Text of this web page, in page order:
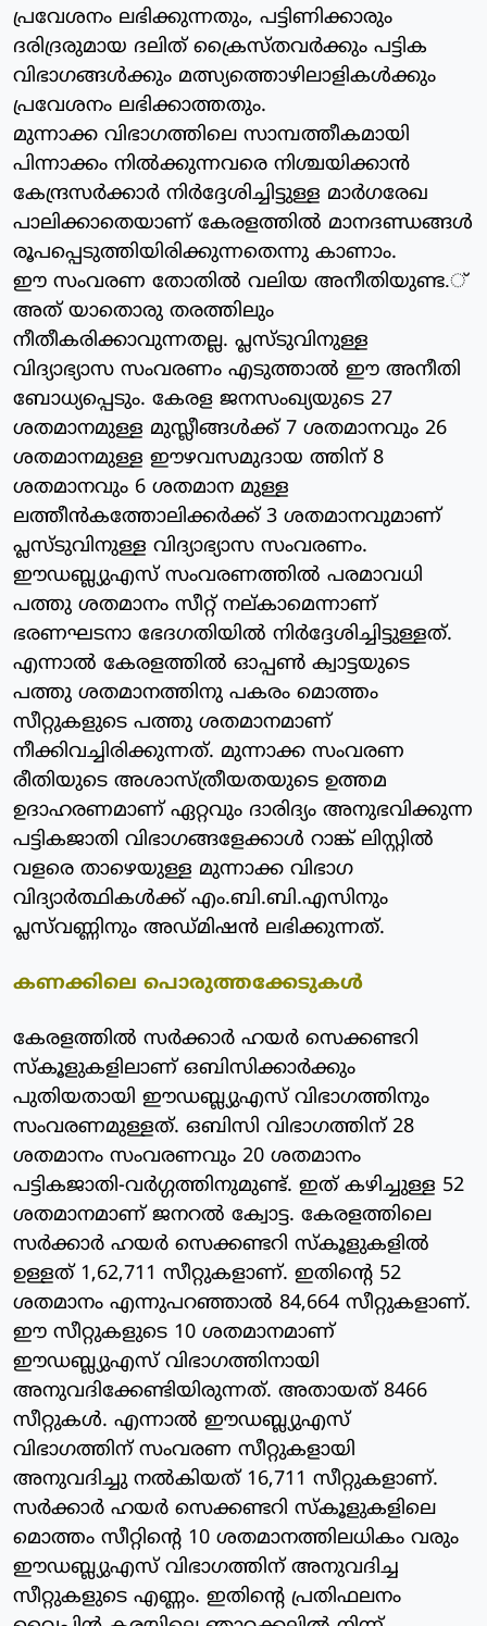
പ്രവേശനം ലഭിക്കുന്നതും, പട്ടിണിക്കാരും
ദരിദ്രരുമായ ദലിത് ക്രൈസ്തവര്‍ക്കും പട്ടിക
വിഭാഗങ്ങള്‍ക്കും മത്സ്യത്തൊഴിലാളികള്‍ക്കും
പ്രവേശനം ലഭിക്കാത്തതും.
മുന്നാക്ക വിഭാഗത്തിലെ സാമ്പത്തീകമായി
പിന്നാക്കം നില്‍ക്കുന്നവരെ നിശ്ചയിക്കാന്‍
കേന്ദ്രസര്‍ക്കാര്‍ നിര്‍ദ്ദേശിച്ചിട്ടുള്ള മാര്‍ഗരേഖ
പാലിക്കാതെയാണ് കേരളത്തില്‍ മാനദണ്ഡങ്ങള്‍
രൂപപ്പെടുത്തിയിരിക്കുന്നതെന്നു കാണാം.
ഈ സംവരണ തോതില്‍ വലിയ അനീതിയുണ്ട.്
അത് യാതൊരു തരത്തിലും
നീതീകരിക്കാവുന്നതല്ല. പ്ലസ്ടുവിനുള്ള
വിദ്യാഭ്യാസ സംവരണം എടുത്താല്‍ ഈ അനീതി
ബോധ്യപ്പെടും. കേരള ജനസംഖ്യയുടെ 27
ശതമാനമുള്ള മുസ്ലീങ്ങള്‍ക്ക് 7 ശതമാനവും 26
ശതമാനമുള്ള ഈഴവസമുദായ ത്തിന് 8
ശതമാനവും 6 ശതമാന മുള്ള
ലത്തീന്‍കത്തോലിക്കര്‍ക്ക് 3 ശതമാനവുമാണ്
പ്ലസ്ടുവിനുള്ള വിദ്യാഭ്യാസ സംവരണം.
ഈഡബ്ല്യുഎസ് സംവരണത്തില്‍ പരമാവധി
പത്തു ശതമാനം സീറ്റ് നല്കാമെന്നാണ്
ഭരണഘടനാ ഭേദഗതിയില്‍ നിര്‍ദ്ദേശിച്ചിട്ടുള്ളത്.
എന്നാല്‍ കേരളത്തില്‍ ഓപ്പണ്‍ ക്വാട്ടയുടെ
പത്തു ശതമാനത്തിനു പകരം മൊത്തം
സീറ്റുകളുടെ പത്തു ശതമാനമാണ്
നീക്കിവച്ചിരിക്കുന്നത്. മുന്നാക്ക സംവരണ
രീതിയുടെ അശാസ്ത്രീയതയുടെ ഉത്തമ
ഉദാഹരണമാണ് ഏറ്റവും ദാരിദ്യം അനുഭവിക്കുന്ന
പട്ടികജാതി വിഭാഗങ്ങളേക്കാള്‍ റാങ്ക് ലിസ്റ്റില്‍
വളരെ താഴെയുള്ള മുന്നാക്ക വിഭാഗ
വിദ്യാര്‍ത്ഥികള്‍ക്ക് എം.ബി.ബി.എസിനും
പ്ലസ്‌വണ്ണിനും അഡ്മിഷന്‍ ലഭിക്കുന്നത്.
കണക്കിലെ പൊരുത്തക്കേടുകള്‍
കേരളത്തില്‍ സര്‍ക്കാര്‍ ഹയര്‍ സെക്കണ്ടറി
സ്‌കൂളുകളിലാണ് ഒബിസിക്കാര്‍ക്കും
പുതിയതായി ഈഡബ്ല്യുഎസ് വിഭാഗത്തിനും
സംവരണമുള്ളത്. ഒബിസി വിഭാഗത്തിന് 28
ശതമാനം സംവരണവും 20 ശതമാനം
പട്ടികജാതി-വര്‍ഗ്ഗത്തിനുമുണ്ട്. ഇത് കഴിച്ചുള്ള 52
ശതമാനമാണ് ജനറല്‍ ക്വോട്ട. കേരളത്തിലെ
സര്‍ക്കാര്‍ ഹയര്‍ സെക്കണ്ടറി സ്‌കൂളുകളില്‍
ഉള്ളത് 1,62,711 സീറ്റുകളാണ്. ഇതിന്റെ 52
ശതമാനം എന്നുപറഞ്ഞാല്‍ 84,664 സീറ്റുകളാണ്.
ഈ സീറ്റുകളുടെ 10 ശതമാനമാണ്
ഈഡബ്ല്യുഎസ് വിഭാഗത്തിനായി
അനുവദിക്കേണ്ടിയിരുന്നത്. അതായത് 8466
സീറ്റുകള്‍. എന്നാല്‍ ഈഡബ്ല്യുഎസ്
വിഭാഗത്തിന് സംവരണ സീറ്റുകളായി
അനുവദിച്ചു നല്‍കിയത് 16,711 സീറ്റുകളാണ്.
സര്‍ക്കാര്‍ ഹയര്‍ സെക്കണ്ടറി സ്‌കൂളുകളിലെ
മൊത്തം സീറ്റിന്റെ 10 ശതമാനത്തിലധികം വരും
ഈഡബ്ല്യുഎസ് വിഭാഗത്തിന് അനുവദിച്ച
സീറ്റുകളുടെ എണ്ണം. ഇതിന്റെ പ്രതിഫലനം